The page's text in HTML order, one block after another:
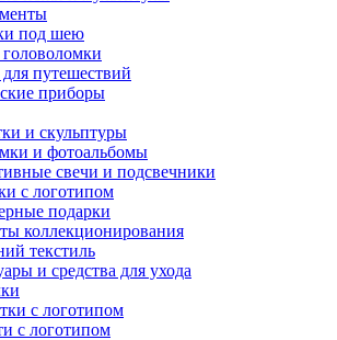
под шею
путешествий
приборы
и скульптуры
и фотоальбомы
свечи и подсвечники
с логотипом
подарки
коллекционирования
текстиль
и средства для ухода
с логотипом
с логотипом